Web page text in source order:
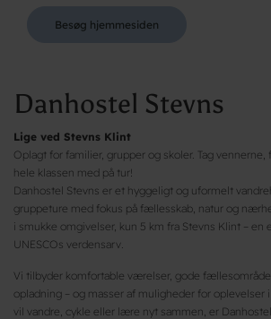
Besøg hjemmesiden
Danhostel Stevns
Lige ved Stevns Klint
Oplagt for familier, grupper og skoler. Tag
hele klassen med på tur!
Danhostel Stevns er et hyggeligt og uformelt
gruppeture med fokus på fællesskab, natur og
i smukke omgivelser, kun 5 km fra Stevns Klint – en
UNESCOs verdensarv.
Vi tilbyder komfortable værelser, gode
opladning – og masser af muligheder for oplevelser
vil vandre, cykle eller lære nyt sammen, er